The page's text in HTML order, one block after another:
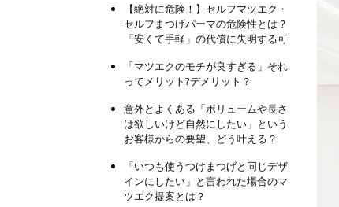
【絶対に危険！】セルフマツエク・
セルフまつげパーマの危険性とは？
「安くて手軽」の代償に失明する可
「マツエクのモチが良すぎる」それ
ってメリット?デメリット？
意外とよくある「ボリュームや長さ
は欲しいけど自然にしたい」という
お客様からの要望、どう叶える？
「いつも使うつけまつげと同じデザ
インにしたい」と言われた場合のマ
ツエク提案とは？